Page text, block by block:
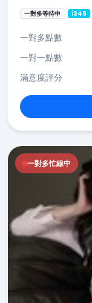
一對多等待中 i349
一對多點數
一對一點數
滿意度評分
一對多忙線中